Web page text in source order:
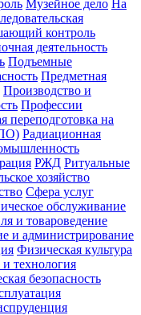
Музейное дело На
контроль
деятельность
Подъемные
Предметная
Производство и
Профессии
переподготовка на
Радиационная
РЖД Ритуальные
хозяйство
Сфера услуг
обслуживание
и товароведение
и администрирование
Физическая культура
технология
безопасность